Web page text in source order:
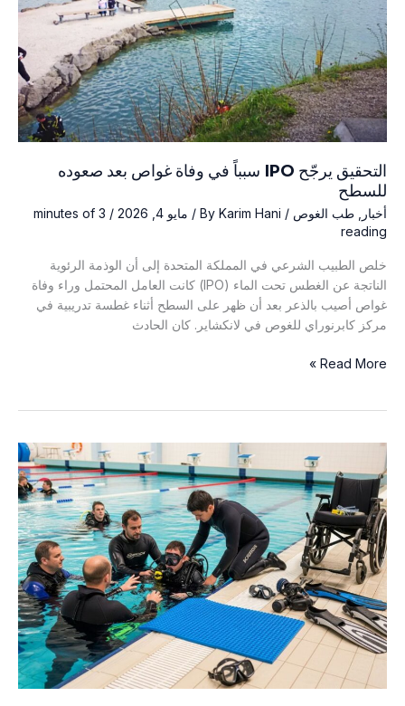
المالديف
التحقيق يرجّح IPO سبباً في وفاة غواص بعد صعوده
للسطح
أخبار,طب الغوص/ By
Karim Hani
/مايو 4, 2026 /
3 minutes of
reading
خلص الطبيب الشرعي في المملكة المتحدة إلى أن الوذمة الرئوية
الناتجة عن الغطس تحت الماء (IPO) كانت العامل المحتمل وراء وفاة
غواص أصيب بالذعر بعد أن ظهر على السطح أثناء غطسة تدريبية في
مركز كابرنوراي للغوص في لانكشاير. كان الحادث
التحقيق
وفاة
غواص
صعوده
للسطح
Read More »